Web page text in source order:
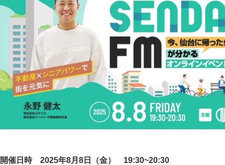
開催日時 2025年8月8日（金） 19:30~20:30